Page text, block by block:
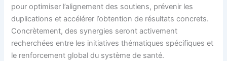
pour optimiser l’alignement des soutiens, prévenir les
duplications et accélérer l’obtention de résultats concrets.
Concrètement, des synergies seront activement
recherchées entre les initiatives thématiques spécifiques et
le renforcement global du système de santé.